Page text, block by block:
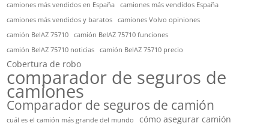
camiones más vendidos en España
camiones más vendidos España
camiones más vendidos y baratos
camiones Volvo opiniones
camión BelAZ 75710
camión BelAZ 75710 funciones
camión BelAZ 75710 noticias
camión BelAZ 75710 precio
Cobertura de robo
comparador de seguros de
camiones
Comparador de seguros de camión
cuál es el camión más grande del mundo cómo asegurar camión